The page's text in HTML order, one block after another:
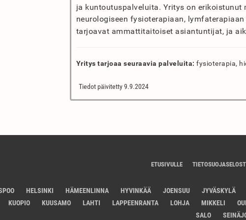
ja kuntoutuspalveluita. Yritys on erikoistunut
neurologiseen fysioterapiaan,
tarjoavat ammattitaitoiset asiantuntijat, ja
Yritys tarjoaa seuraavia palveluita: fysioterapia,
Tiedot päivitetty 9.9.2024
ETUSIVULLE
HELSINKI HÄMEENLINNA HYVINKÄÄ JOENSUU JYVÄSKYLÄ
KUOPIO
KUUSAMO LAHTI LAPPEENRANTA LOHJA MIKKELI
SALO